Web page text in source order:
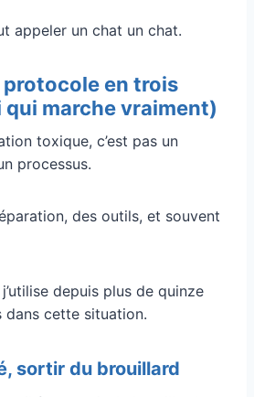
appeler un chat un chat.
protocole en trois
marche vraiment)
toxique, c’est pas un
processus.
des outils, et souvent
depuis plus de quinze
dans cette situation.
sortir du brouillard